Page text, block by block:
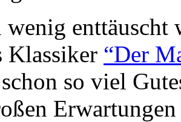
enttäuscht
Klassiker “Der
so viel